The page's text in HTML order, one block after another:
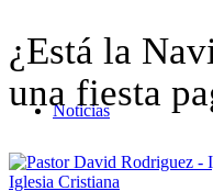
Noticias
¿Está la
una fiesta